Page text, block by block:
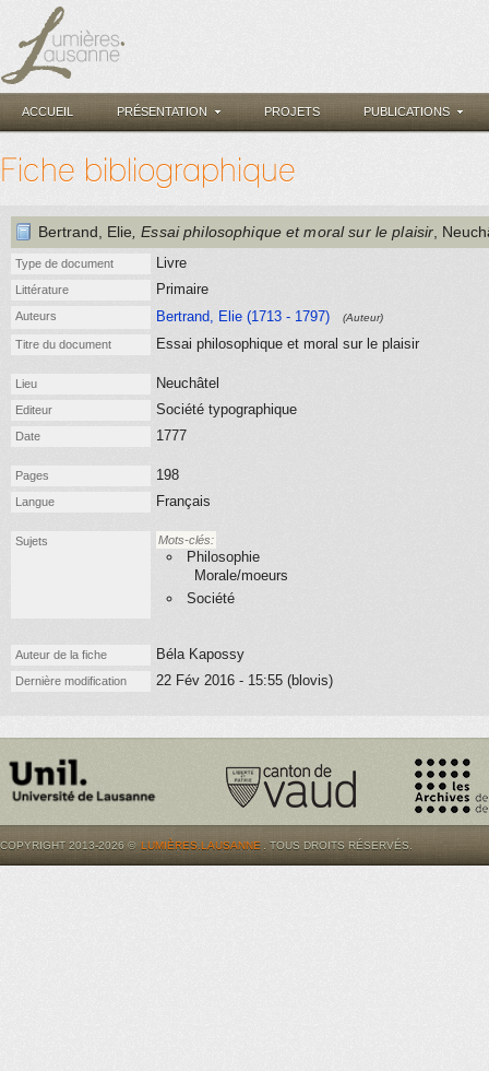
ACCUEIL PRÉSENTATION PROJETS PUBLICATIONS
Fiche bibliographique
Bertrand, Elie , Essai philosophique et moral sur le plaisir ,
Type de document Livre
Littérature Primaire
Auteurs Bertrand, Elie (1713 - 1797) (Auteur)
Titre du document Essai philosophique et moral sur le plaisir
Lieu Neuchâtel
Editeur Société typographique
Date 1777
Pages 198
Langue Français
Sujets Mots-clés:
Philosophie
Morale/moeurs
Société
Auteur de la fiche Béla Kapossy
Dernière modification 22 Fév 2016 - 15:55 (blovis)
COPYRIGHT 2013-2026 © LUMIÈRES.LAUSANNE . TOUS DROITS RÉSERVÉS.